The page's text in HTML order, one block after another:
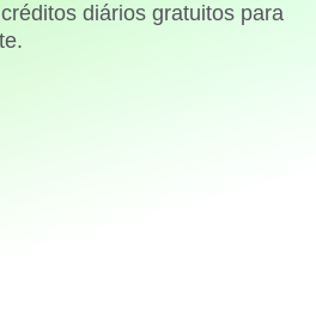
diários gratuitos para